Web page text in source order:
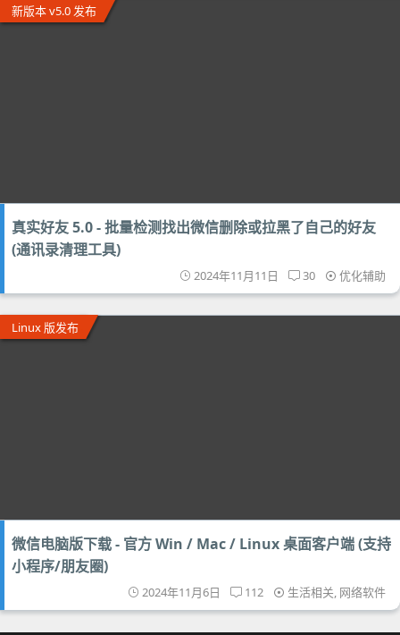
新版本 v5.0 发布
真实好友 5.0 - 批量检测找出微信删除或拉黑了自己的好友
(通讯录清理工具)
2024年11月11日 30 优化辅助
Linux 版发布
微信电脑版下载 - 官方 Win / Mac / Linux 桌面客户端 (支持
小程序/朋友圈)
2024年11月6日 112 生活相关, 网络软件